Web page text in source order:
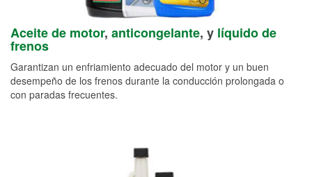
Aceite de motor, anticongelante, y líquido de
frenos
Garantizan un enfriamiento adecuado del motor y un buen
desempeño de los frenos durante la conducción prolongada o
con paradas frecuentes.